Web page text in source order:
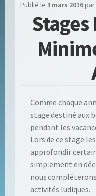
Publié le 8 mars 2016par
Comme chaque
stage destiné aux
pendant les
Lors de ce stage
approfondir
simplement en
nous
activités ludiques.